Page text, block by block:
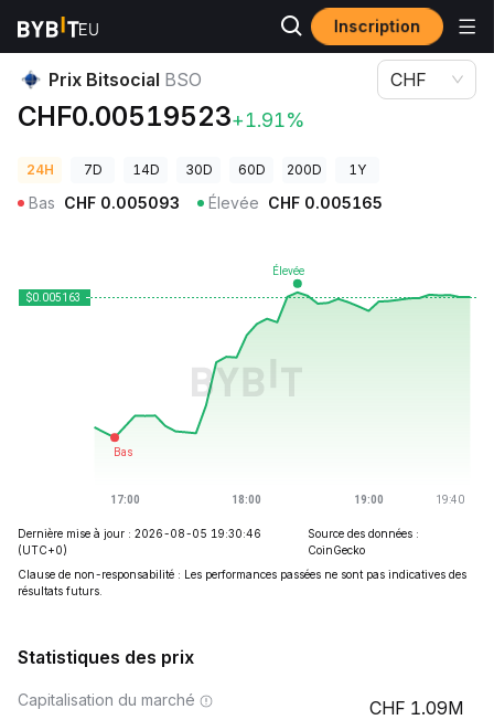
Inscription
Prix des cryptos
Prix Bitsocial BSO
CHF0.00519523+1.91%
CHF
24H 7D 14D 30D 60D 200D 1Y
Bas CHF 0.005093 Élevée CHF 0.005165
Dernière mise à jour : 2026-08-05 19:30:46
(UTC+0)
Source des données :
CoinGecko
Clause de non-responsabilité : Les performances passées ne sont pas indicatives des
résultats futurs.
Statistiques des prix
Capitalisation du marché 1.09M